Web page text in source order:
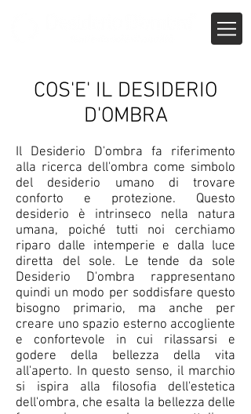
COS'E' IL DESIDERIO
D'OMBRA
Il Desiderio D'ombra fa riferimento
alla ricerca dell'ombra come simbolo
del desiderio umano di trovare
conforto e protezione. Questo
desiderio è intrinseco nella natura
umana, poiché tutti noi cerchiamo
riparo dalle intemperie e dalla luce
diretta del sole. Le tende da sole
Desiderio D'ombra rappresentano
quindi un modo per soddisfare questo
bisogno primario, ma anche per
creare uno spazio esterno accogliente
e confortevole in cui rilassarsi e
godere della bellezza della vita
all'aperto. In questo senso, il marchio
si ispira alla filosofia dell'estetica
dell'ombra, che esalta la bellezza delle